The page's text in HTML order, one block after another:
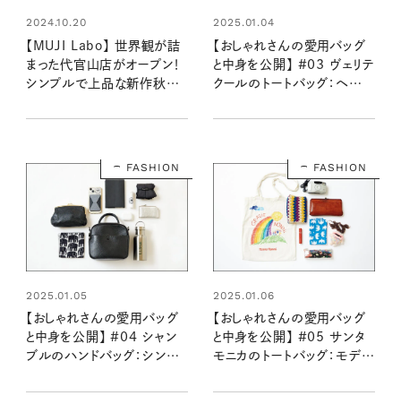
2024.10.20
【MUJI Labo】 世界観が詰
まった代官山店がオープン！
シンプルで上品な新作秋冬
2025.01.04
【おしゃれさんの愛用バッグ
と中身を公開】 #03 ヴェリテ
クールのトートバッグ：ヘアメ
FASHION
2025.01.05
【おしゃれさんの愛用バッグ
と中身を公開】 #04 シャン
ブルのハンドバッグ：シンプ
FASHION
2025.01.06
【おしゃれさんの愛用バッグ
と中身を公開】 #05 サンタ
モニカのトートバッグ：モデル